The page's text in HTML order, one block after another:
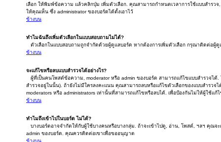
เลือก ให้พิมพ์ข้อความ แล้วคลิกปุ่ม เพิ่มตัวเลือก. คุณสามารถกำหนดเวลาการใช้แบบสำรว
ให้คุณเห็น ซึ่ง administrator ของบอร์ดได้ตั้งเอาไว้
ข้างบน
ทำไมฉันถึงเพิ่มตัวเลือกในแบบสอบถามไม่ได้?
ตัวเลือกในแบบสอบถามถูกจำกัดด้วยผู้ดูแลบอร์ด หากต้องการเพิ่มตัวเลือก กรุณาติดต่อผู้ดู
ข้างบน
จะแก้ไขหรือลบแบบสำรวจได้อย่างไร?
ผู้ที่เป็นคนโพสต์ข้อความ, moderator หรือ admin ของบอร์ด สามารถแก้ไขแบบสำรวจไ
สำรวจอยู่ในนั้น). ถ้ายังไม่มีใครลงคะแนน คุณสามารถลบหรือแก้ไขตัวเลือกของแบบสำรวจ
moderators หรือ administrators เท่านั้นที่สามารถแก้ไขหรือลบได้. เพื่อป้องกันไม่ให้ผู้ใช้แก้
ข้างบน
ทำไมถึงเข้าไปในบอร์ด ไม่ได้?
บางบอร์ดอาจจำกัดให้กับผู้ใช้บางคนหรือบางกลุ่ม. ถ้าจะเข้าไปดู, อ่าน, โพสต์, ฯลฯ คุณจ
admin ของบอร์ด. คุณควรติดต่อเขาเพื่อขออนุญาต
ข้างบน